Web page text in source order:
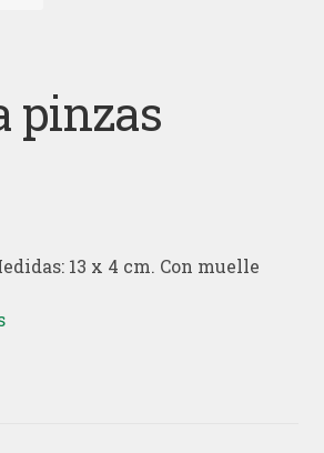
pinzas
13 x 4 cm. Con muelle